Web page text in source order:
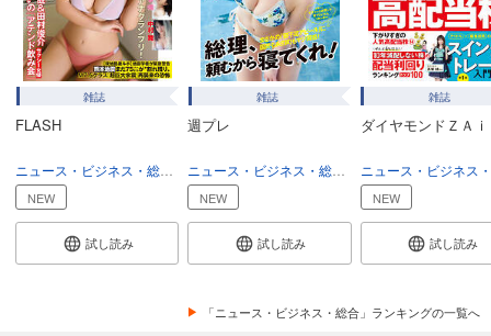
週刊東洋経済 2025/12/13号
880円 (税込)
カート
試し読み
週刊東洋経済 2025/12/6号
880円 (税込)
あらすじを表示する
雑誌
FLASH
総合
NEW
試し読み
雑誌
週プレ
総合
NEW
試し読み
雑誌
ダイヤモンドＺＡｉ
NEW
試し読み
「ニュース・ビジネス・総合」ランキングの一覧へ